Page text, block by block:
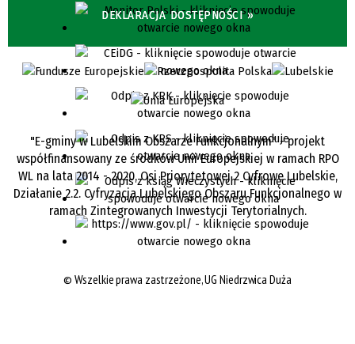
DEKLARACJA DOSTĘPNOŚCI »
"E-gminy w Lubelskim Obszarze Funkcjonalnym" - projekt
współfinansowany ze środków Unii Europejskiej w ramach RPO
WL na lata 2014 - 2020, Osi Priorytetowej 2 Cyfrowe Lubelskie,
Działanie 2.2. Cyfryzacja Lubelskiego Obszaru Funkcjonalnego w
ramach Zintegrowanych Inwestycji Terytorialnych.
©Wszelkie prawa zastrzeżone, UG Niedrzwica Duża